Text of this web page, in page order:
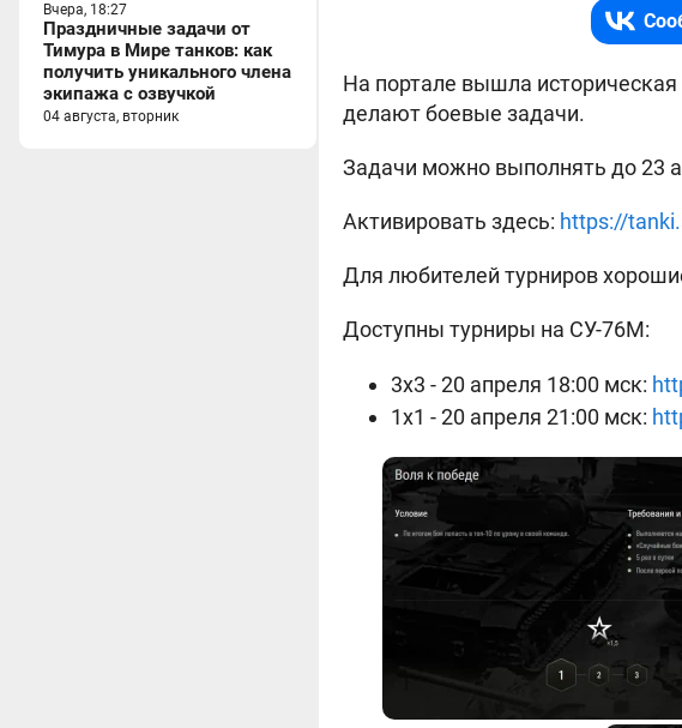
Вчера, 18:27
Праздничные задачи от
Тимура в Мире танков: как
получить уникального члена
экипажа с озвучкой
04 августа, вторник
На портале вышла
делают боевые задачи.
Задачи можно выполнять до 23
Активировать здесь: https://
Для любителей турниров
Доступны турниры на СУ-76М:
3х3 - 20 апреля 18:00 мск:
1х1 - 20 апреля 21:00 мск: